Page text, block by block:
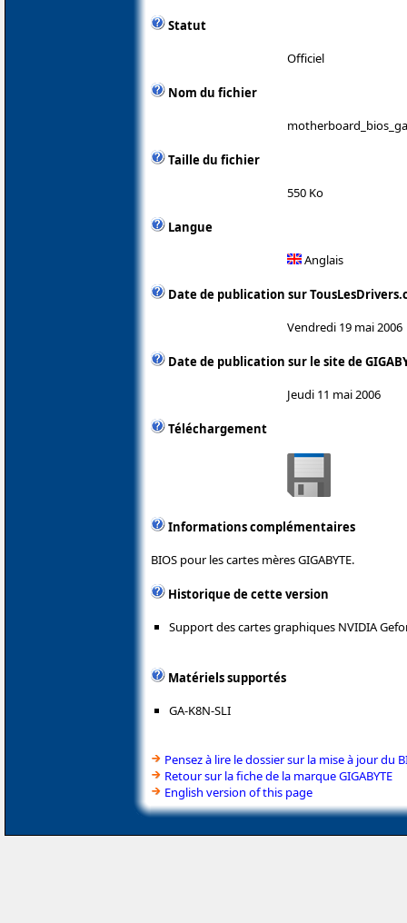
Statut
Officiel
Nom du fichier
Taille du fichier
550 Ko
Langue
Anglais
Date de publication sur
Vendredi 19 mai 2006
Date de publication sur le site de
Jeudi 11 mai 2006
Téléchargement
Informations complémentaires
BIOS pour les cartes mères GIGABYTE.
Historique de cette version
Support des cartes graphiques NVIDIA
Matériels supportés
GA-K8N-SLI
Pensez à lire le dossier sur la mise à jour du
Retour sur la fiche de la marque GIGABYTE
English version of this page